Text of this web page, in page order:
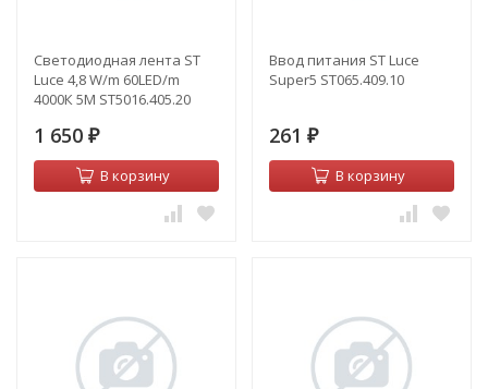
Светодиодная лента ST
Luce 4,8 W/m 60LED/m
4000К 5M ST5016.405.20
1 650 ₽
В корзину
Ввод питания ST Luce
Super5 ST065.409.10
261 ₽
В корзину